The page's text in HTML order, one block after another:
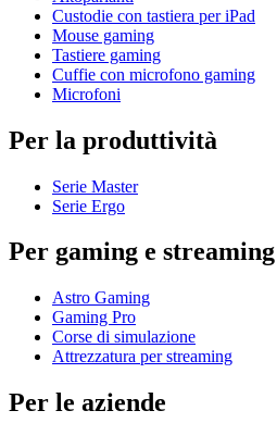
Custodie con tastiera per iPad
Mouse gaming
Tastiere gaming
Cuffie con microfono gaming
Microfoni
Per la produttività
Serie Master
Serie Ergo
Per gaming e streaming
Astro Gaming
Gaming Pro
Corse di simulazione
Attrezzatura per streaming
Per le aziende